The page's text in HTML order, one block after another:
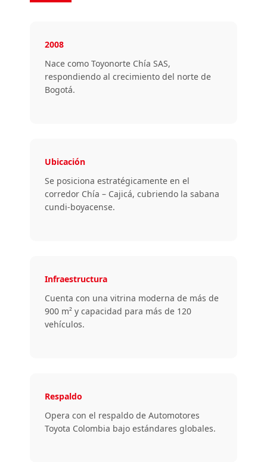
2008
Nace como Toyonorte Chía SAS,
respondiendo al crecimiento del norte de
Bogotá.
Ubicación
Se posiciona estratégicamente en el
corredor Chía – Cajicá, cubriendo la sabana
cundi-boyacense.
Infraestructura
Cuenta con una vitrina moderna de más de
900 m² y capacidad para más de 120
vehículos.
Respaldo
Opera con el respaldo de Automotores
Toyota Colombia bajo estándares globales.